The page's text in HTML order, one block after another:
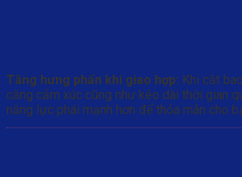
Tăng hưng phấn khi giao hợp: Khi cắt
căng cảm xúc cũng như kéo dài thời gian
năng lực phái mạnh hơn để thỏa mãn cho